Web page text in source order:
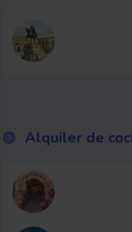
Alquiler de